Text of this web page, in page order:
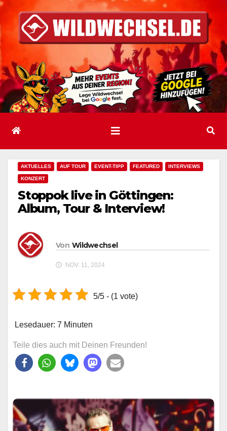
Inhalt
springen
AKTUELLES AUF TOUR EVENT-TIPP FEATURED INTERVIEWS
KONZERT
Stoppok live in Göttingen:
Album, Tour & Interview!
Von Wildwechsel
NOV. 11, 2024
5/5 - (1 vote)
Lesedauer: 7 Minuten
Teile dies auch mit Deinen Freunden!